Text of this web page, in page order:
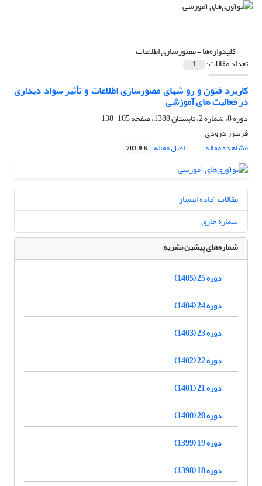
کلیدواژه‌ها =مصورسازی اطلاعات
تعداد مقالات: 1
کاربرد فنون و رو شهای مصورسازی اطلاعات و تأثیر سواد دیداری
در فعالیت های آموزشی
دوره 8، شماره 2، تابستان 1388، صفحه
105-138
فریبرز درودی
مشاهده مقاله
اصل مقاله 703.9 K
مقالات آماده انتشار
شماره جاری
شماره‌های پیشین نشریه
دوره 25 (1405)
دوره 24 (1404)
دوره 23 (1403)
دوره 22 (1402)
دوره 21 (1401)
دوره 20 (1400)
دوره 19 (1399)
دوره 18 (1398)